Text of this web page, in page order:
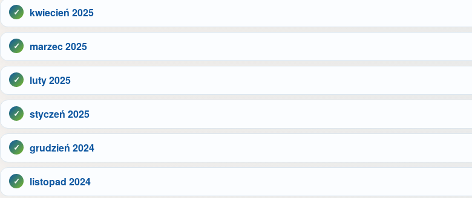
kwiecień 2025
marzec 2025
luty 2025
styczeń 2025
grudzień 2024
listopad 2024